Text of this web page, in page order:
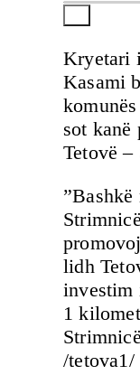
Kryetari
Kasami
sot kanë
Tetovë
lidh
investim
1
/tetova1/